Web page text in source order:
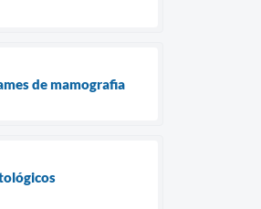
de mamografia